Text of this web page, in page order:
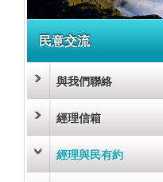
民意交流
與我們聯絡
經理信箱
經理與民有約